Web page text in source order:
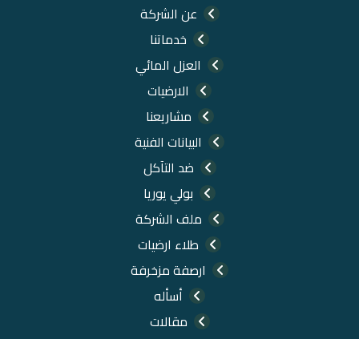
عن الشركة
خدماتنا
العزل المائي
الارضيات
مشاريعنا
البيانات الفنية
ضد التآكل
بولي يوريا
ملف الشركة
طلاء ارضيات
ارصفة مزخرفة
أسأله
مقالات